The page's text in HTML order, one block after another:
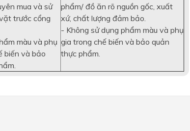
mua và sử
trước cổng
màu và phụ
biến và bảo
phẩm/ đồ ăn rõ nguồn gốc, xuất
xứ, chất lượng đảm bảo.
- Không sử dụng phẩm màu và phụ
gia trong chế biến và bảo quản
thực phẩm.